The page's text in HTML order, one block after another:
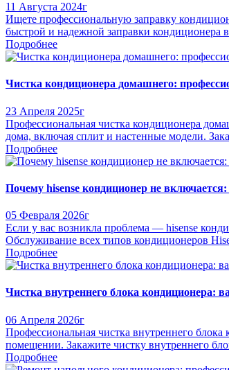
11 Августа 2024г
Ищете профессиональную заправку
быстрой и надежной заправки кондиционера
Подробнее
Чистка кондиционера домашнего:
23 Апреля 2025г
Профессиональная чистка кондиционера
дома, включая сплит и настенные модели.
Подробнее
Почему hisense кондиционер не
05 Февраля 2026г
Если у вас возникла проблема — hisense
Обслуживание всех типов кондиционеров
Подробнее
Чистка внутреннего блока кондиционера:
06 Апреля 2026г
Профессиональная чистка внутреннего
помещении. Закажите чистку внутреннего
Подробнее